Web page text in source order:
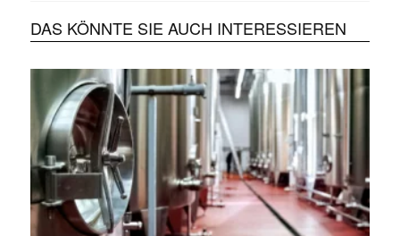
DAS KÖNNTE SIE AUCH INTERESSIEREN